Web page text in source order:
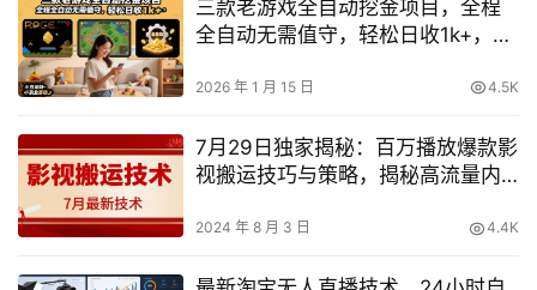
三款老游戏全自动挖金项目，全程
全自动无需值守，轻松日收1k+，小
2026 年 1 月 15 日 4.5K
7月29日独家揭秘：百万播放爆款影
视搬运技巧与策略，揭秘高流量内
2024 年 8 月 3 日 4.4K